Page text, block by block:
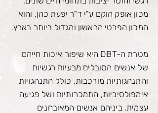
מכון אופק הוקם ע"יד"ר יפעת כהן, והוא
המכון הפרטי הראשון והגדול ביותר בארץ.
מטרת ה-DBT היא שיפור איכות חייהם
של אנשים הסובלים מבעיות רגשיות
והתנהגותיות מורכבות, כולל התנהגויות
אימפולסיביות, התמכרותיות ושל פגיעה
עצמית. ביניהם אנשים המאובחנים